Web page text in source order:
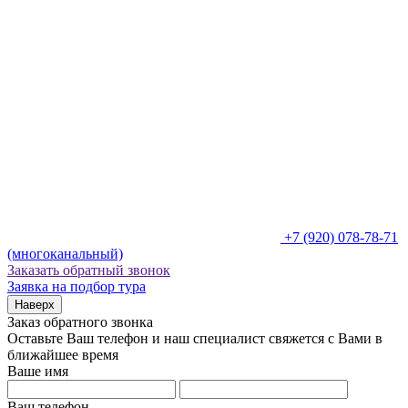
+7 (920) 078-78-71
(многоканальный)
Заказать обратный звонок
Заявка на подбор тура
Наверх
Заказ обратного звонка
Оставьте Ваш телефон и наш специалист свяжется с Вами в
ближайшее время
Ваше имя